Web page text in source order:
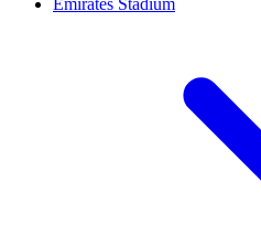
Emirates Stadium